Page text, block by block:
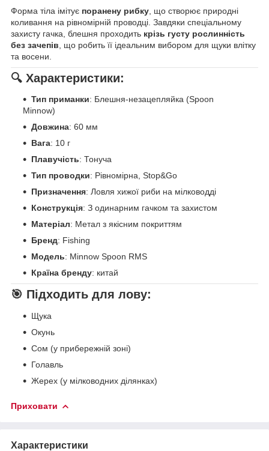
Форма тіла імітує поранену рибку , що створює природні
коливання на рівномірній проводці. Завдяки спеціальному
захисту гачка, блешня проходить крізь густу рослинність
без зачепів , що робить її ідеальним вибором для щуки влітку
та восени.
🔍 Характеристики:
Тип приманки: Блешня-незацепляйка (Spoon
Minnow)
Довжина: 60 мм
Вага: 10 г
Плавучість: Тонуча
Тип проводки: Рівномірна, Stop&Go
Призначення: Ловля хижої риби на мілководді
Конструкція: З одинарним гачком та захистом
Матеріал: Метал з якісним покриттям
Бренд: Fishing
Модель: Minnow Spoon RMS
Країна бренду: китай
🎯 Підходить для лову:
Щука
Окунь
Сом (у прибережній зоні)
Голавль
Жерех (у мілководних ділянках)
Приховати
Характеристики